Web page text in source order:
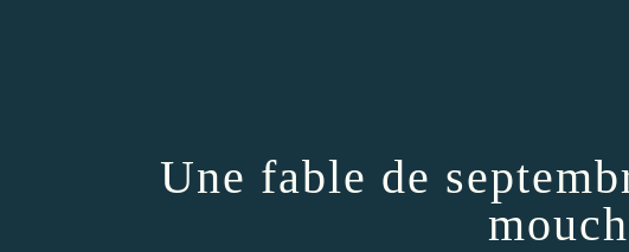
Une fable de